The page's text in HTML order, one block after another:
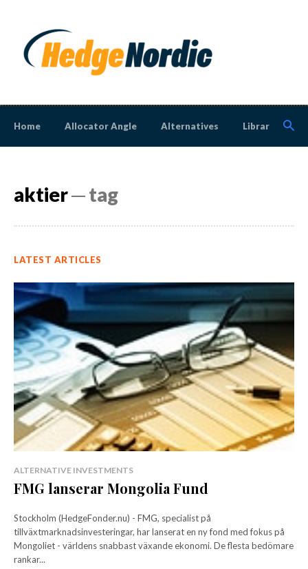
Home Allocator Angle Alternatives Library
aktier─ tag
LATEST ARTICLES
ALTERNATIVE INVESTMENTS
FMG lanserar Mongolia Fund
Stockholm (HedgeFonder.nu) - FMG, specialist på
tillväxtmarknadsinvesteringar, har lanserat en ny fond med fokus på
Mongoliet - världens snabbast växande ekonomi. De flesta bedömare
rankar...